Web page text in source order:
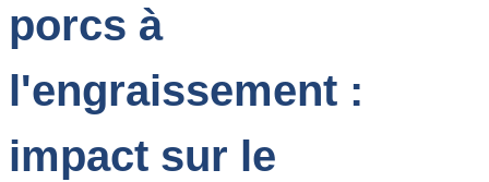
porcs à
l'engraissement :
impact sur le